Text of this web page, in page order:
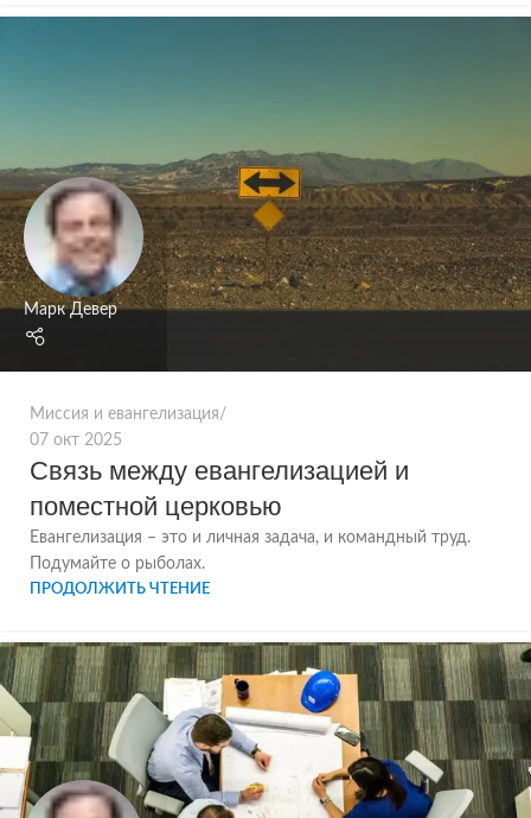
Марк Девер
Миссия и евангелизация
07 окт 2025
Связь между евангелизацией и
поместной церковью
Евангелизация – это и личная задача, и командный труд.
Подумайте о рыболах.
ПРОДОЛЖИТЬ ЧТЕНИЕ